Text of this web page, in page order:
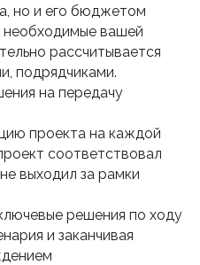
но и его бюджетом
вашей
рассчитывается
подрядчиками.
на передачу
проекта на каждой
соответствовал
выходил за рамки
решения по ходу
и заканчивая